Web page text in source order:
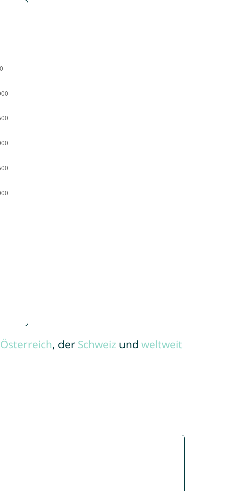
Österreich, der Schweiz und weltweit